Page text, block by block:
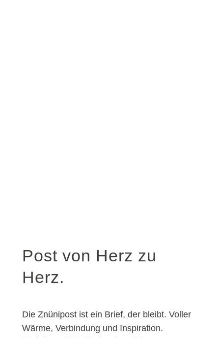
Post von Herz zu
Herz.
Die Znünipost ist ein Brief, der bleibt. Voller
Wärme, Verbindung und Inspiration.